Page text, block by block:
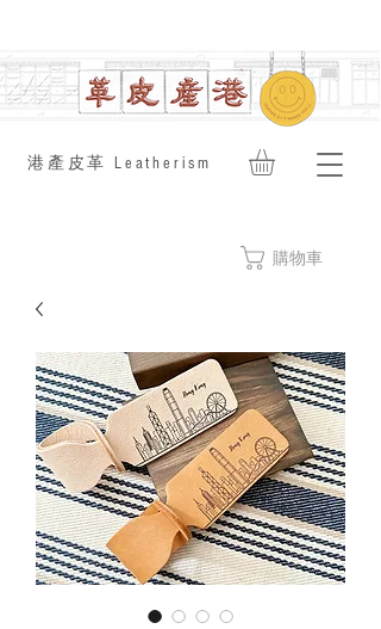
​港產皮革 Leatherism
購物車